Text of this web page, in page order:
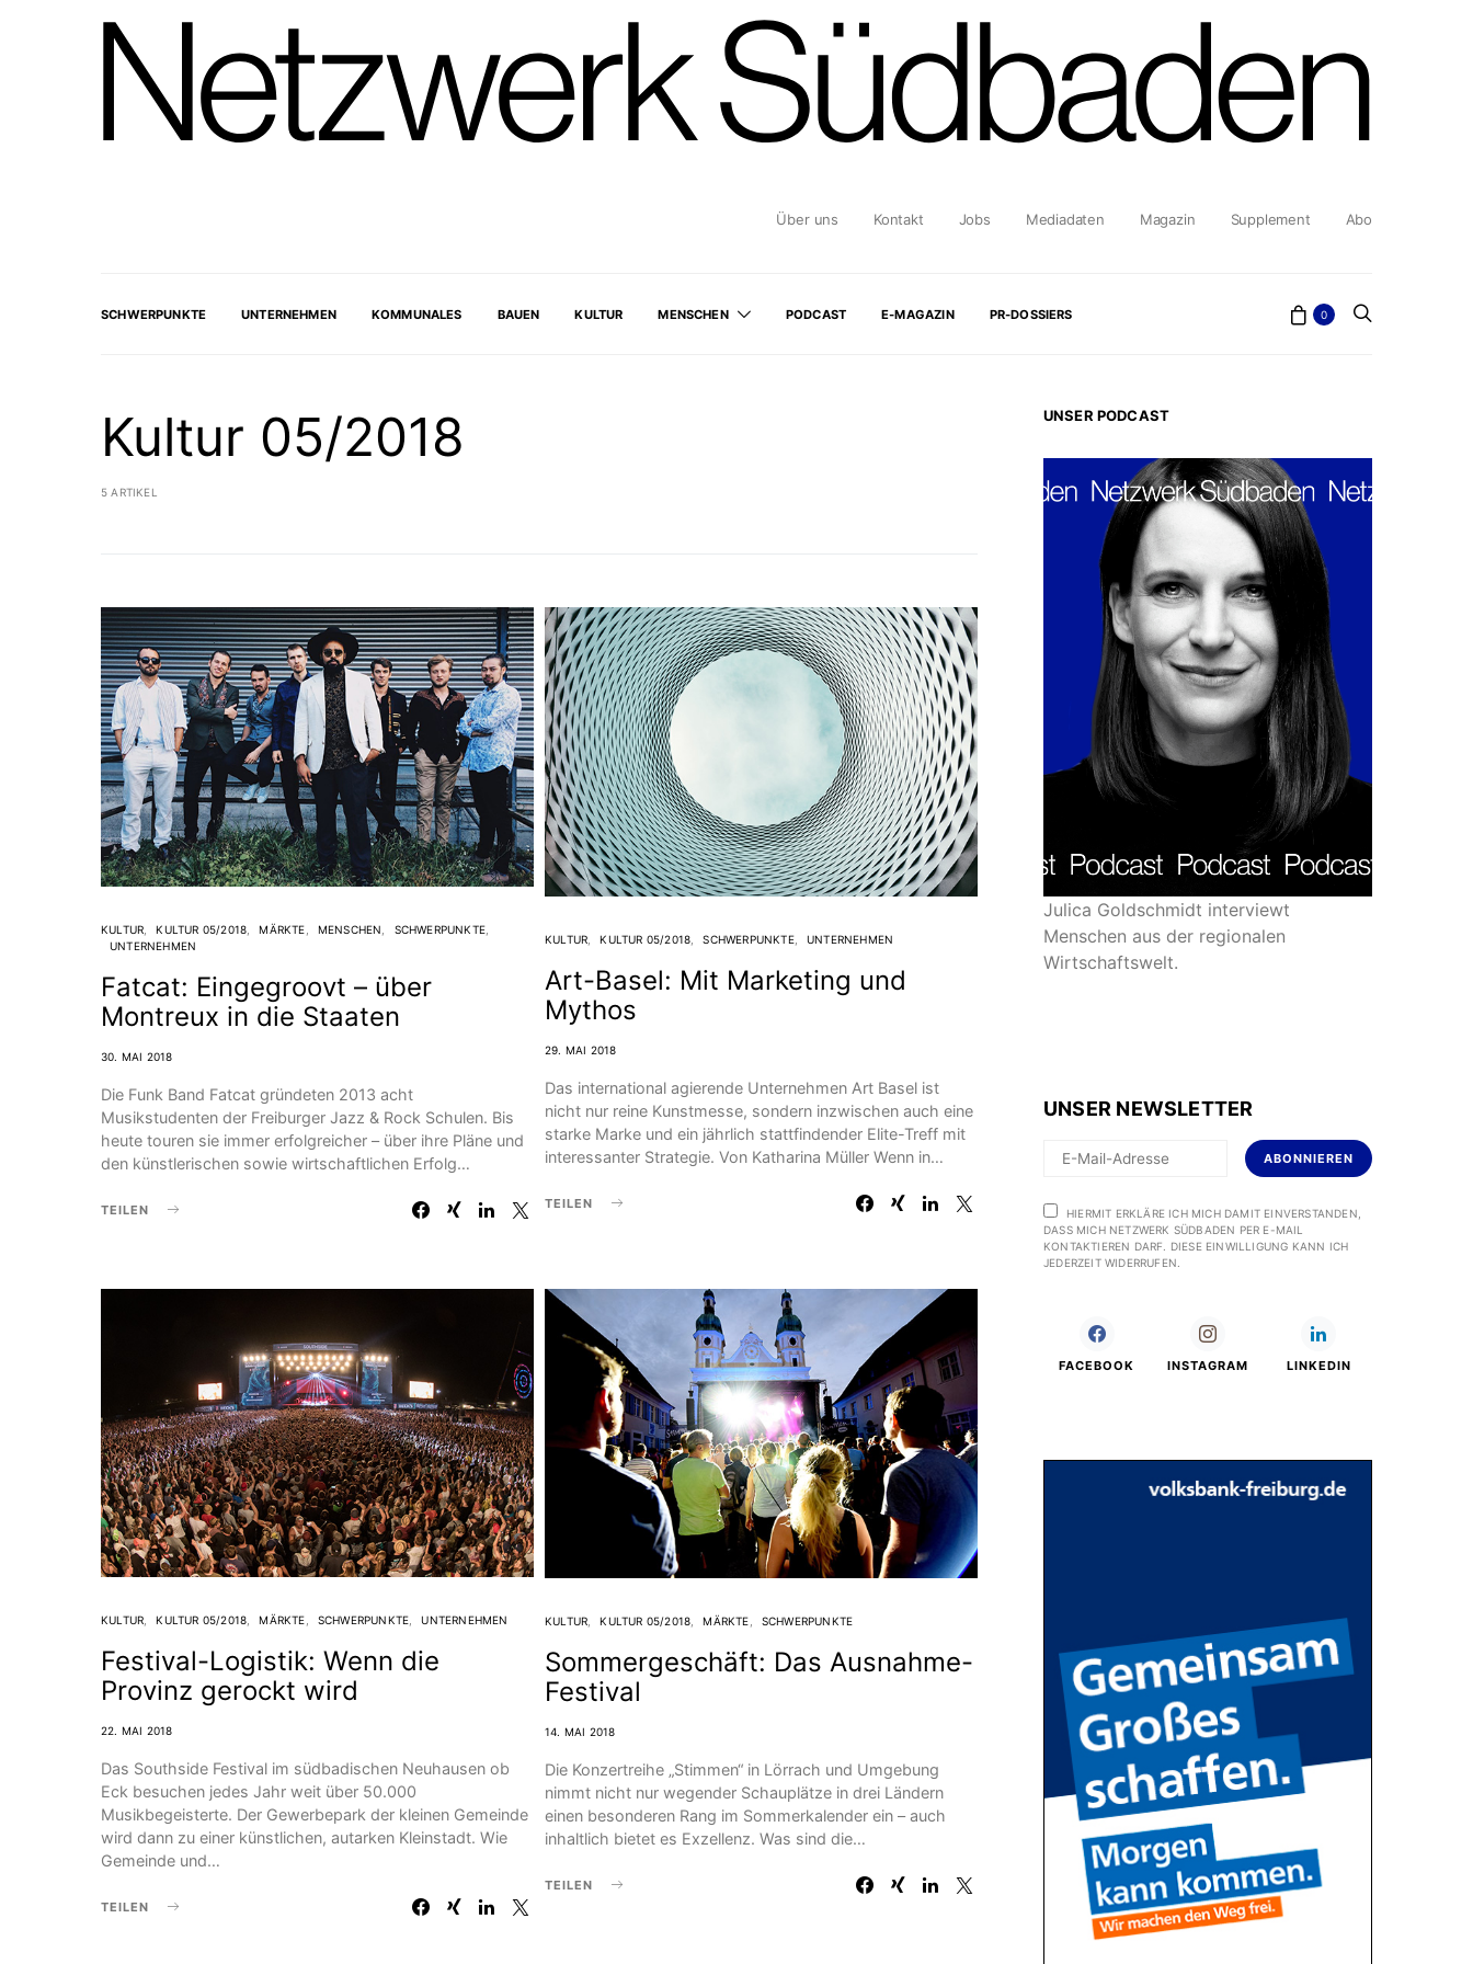
Über uns Kontakt Jobs Mediadaten Magazin Supplement Abo
SCHWERPUNKTE UNTERNEHMEN KOMMUNALES BAUEN KULTUR MENSCHEN PODCAST E-MAGAZIN PR-DOSSIERS 0
Kultur 05/2018
5 ARTIKEL
KULTUR KULTUR 05/2018 MÄRKTE MENSCHEN
SCHWERPUNKTE
UNTERNEHMEN
Fatcat: Eingegroovt – über
Montreux in die Staaten
30. MAI 2018
Die Funk Band Fatcat gründeten 2013 acht
Musikstudenten der Freiburger Jazz & Rock Schulen. Bis
heute touren sie immer erfolgreicher – über ihre Pläne und
den künstlerischen sowie wirtschaftlichen Erfolg…
TEILEN
KULTUR KULTUR 05/2018 SCHWERPUNKTE UNTERNEHMEN
Art-Basel: Mit Marketing und
Mythos
29. MAI 2018
Das international agierende Unternehmen Art Basel ist
nicht nur reine Kunstmesse, sondern inzwischen auch eine
starke Marke und ein jährlich stattfindender Elite-Treff mit
interessanter Strategie. Von Katharina Müller Wenn in…
TEILEN
KULTUR KULTUR 05/2018 MÄRKTE SCHWERPUNKTE UNTERNEHMEN
Festival-Logistik: Wenn die
Provinz gerockt wird
22. MAI 2018
Das Southside Festival im südbadischen Neuhausen ob
Eck besuchen jedes Jahr weit über 50.000
Musikbegeisterte. Der Gewerbepark der kleinen Gemeinde
wird dann zu einer künstlichen, autarken Kleinstadt. Wie
Gemeinde und…
TEILEN
KULTUR KULTUR 05/2018 MÄRKTE SCHWERPUNKTE
Sommergeschäft: Das Ausnahme-
Festival
14. MAI 2018
Die Konzertreihe „Stimmen“ in Lörrach und Umgebung
nimmt nicht nur wegender Schauplätze in drei Ländern
einen besonderen Rang im Sommerkalender ein – auch
inhaltlich bietet es Exzellenz. Was sind die…
TEILEN
UNSER PODCAST
Julica Goldschmidt interviewt
Menschen aus der regionalen
Wirtschaftswelt.
UNSER NEWSLETTER
ABONNIEREN
HIERMIT ERKLÄRE ICH MICH DAMIT EINVERSTANDEN,
DASS MICH NETZWERK SÜDBADEN PER E-MAIL
KONTAKTIEREN DARF. DIESE EINWILLIGUNG KANN ICH
JEDERZEIT WIDERRUFEN.
FACEBOOK INSTAGRAM LINKEDIN